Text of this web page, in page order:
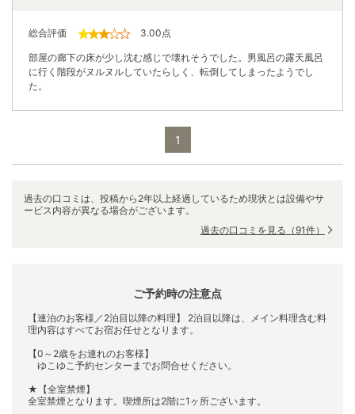
総合評価 3.00点
部屋の廊下の床が少し沈む感じで壊れそうでした。男風呂の露天風呂
に行く階段がヌルヌルしていたらしく、転倒してしまったようでし
た。
1
過去の口コミは、投稿から2年以上経過しているため現状とは設備やサ
ービス内容が異なる場合がございます。
過去の口コミを見る （91件）
ご予約時の注意点
【連泊のお客様／2泊目以降の料理】 2泊目以降は、メイン料理含む料
理内容はすべてお宿お任せとなります。
【0～2歳をお連れのお客様】
ゆこゆこ予約センターまでお問合せください。
★【全室禁煙】
全室禁煙となります。喫煙所は2階に1ヶ所ございます。